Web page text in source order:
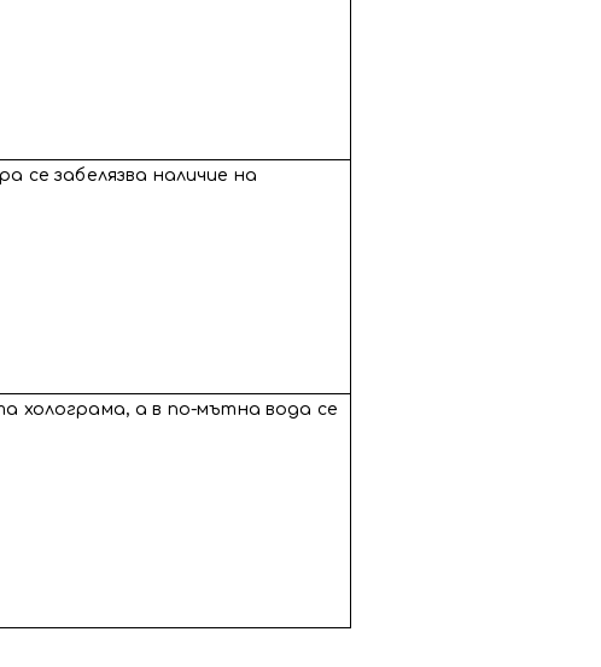
се забелязва наличие на
холограма, а в по-мътна вода се